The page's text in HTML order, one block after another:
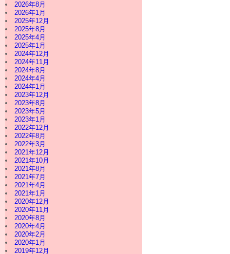
2026年8月
2026年1月
2025年12月
2025年8月
2025年4月
2025年1月
2024年12月
2024年11月
2024年8月
2024年4月
2024年1月
2023年12月
2023年8月
2023年5月
2023年1月
2022年12月
2022年8月
2022年3月
2021年12月
2021年10月
2021年8月
2021年7月
2021年4月
2021年1月
2020年12月
2020年11月
2020年8月
2020年4月
2020年2月
2020年1月
2019年12月